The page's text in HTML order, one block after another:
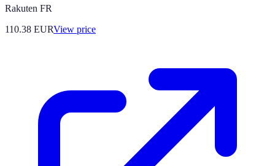
Rakuten FR
110.38 EURView price